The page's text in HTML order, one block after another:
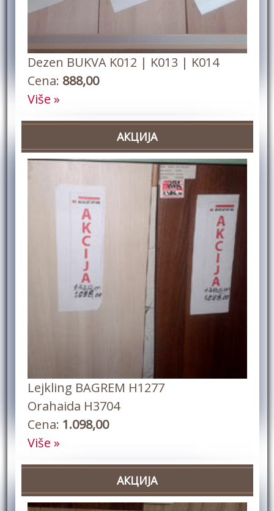
Dezen BUKVA K012 | K013 | K014
Cena: 888,00
Više »
АКЦИЈА
Lejkling BAGREM H1277
Orahaida H3704
Cena: 1.098,00
Više »
АКЦИЈА